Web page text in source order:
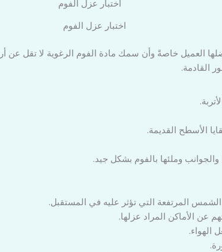
اختبار عزل الفوم
العميل خاصةً وأن سمك مادة الفوم الرغوية لا تقل عن
القادمة.
الأسطح القديمة.
وملئها بالفوم بشكل جيد.
المرتفعة التي تؤثر عليه في المستقبل.
عن الأماكن المراد عزلها.
الهواء.